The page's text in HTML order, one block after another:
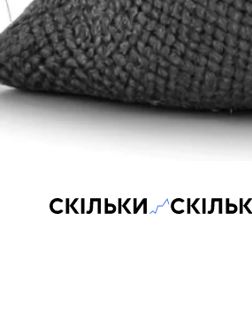
Скільки-скільки? — Медіа